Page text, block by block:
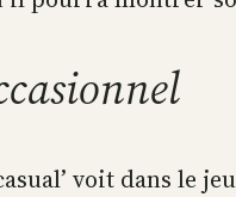
voit dans le